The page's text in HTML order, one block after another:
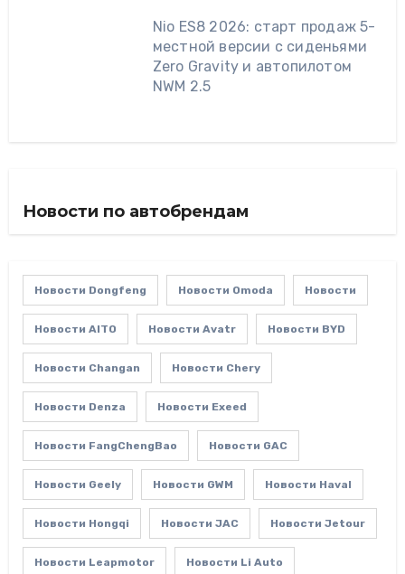
Nio ES8 2026: старт продаж 5-
местной версии с сиденьями
Zero Gravity и автопилотом
NWM 2.5
Новости по автобрендам
Новости Dongfeng Новости Omoda Новости
Новости AITO Новости Avatr Новости BYD
Новости Changan Новости Chery
Новости Denza Новости Exeed
Новости FangChengBao Новости GAC
Новости Geely Новости GWM Новости Haval
Новости Hongqi Новости JAC Новости Jetour
Новости Leapmotor Новости Li Auto